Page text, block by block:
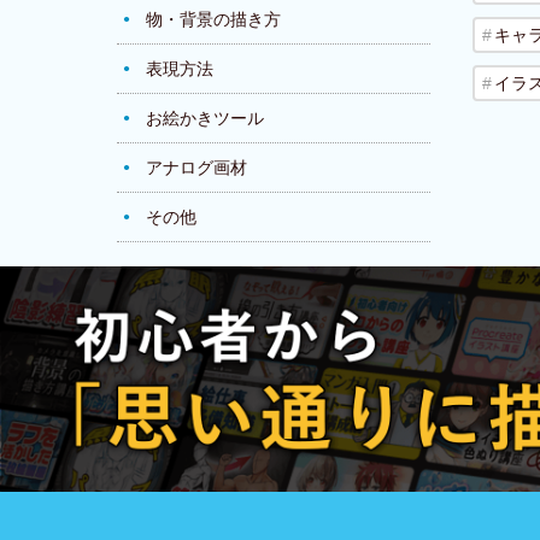
物・背景の描き方
表現方法
お絵かきツール
アナログ画材
その他
キャ
イラ